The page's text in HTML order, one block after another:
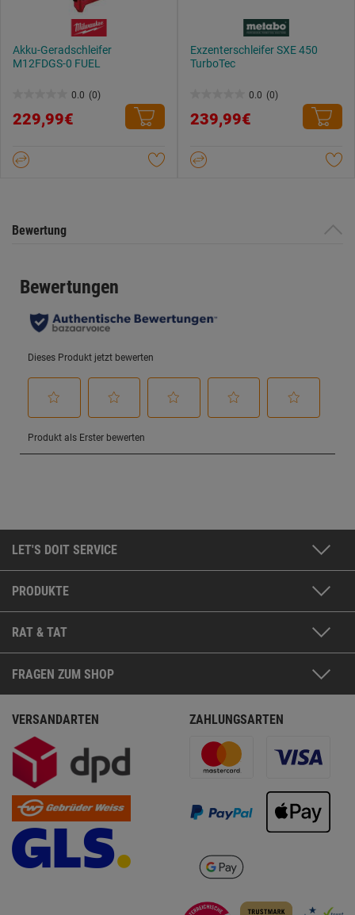
Akku-Geradschleifer
M12FDGS-0 FUEL
0.0 (0)
von
Sternen.
229,99€
Exzenterschleifer SXE 450
TurboTec
0.0 (0)
von
Sternen.
239,99€
Bewertung
LET'S DOIT SERVICE
PRODUKTE
RAT & TAT
FRAGEN ZUM SHOP
VERSANDARTEN ZAHLUNGSARTEN